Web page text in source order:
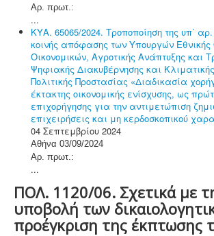
Αρ. πρωτ.:
...
ΚΥΑ. 65065/2024. Τροποποίηση της υπ΄
κοινής απόφασης των Υπουργών Εθνικής
Οικονομικών, Αγροτικής Ανάπτυξης και
Ψηφιακής Διακυβέρνησης και
Πολιτικής Προστασίας «Διαδικασία
έκτακτης οικονομικής ενίσχυσης, ως
επιχορήγησης για την αντιμετώπιση
επιχειρήσεις και μη κερδοσκοπικού
04 Σεπτεμβρίου 2024
Αθήνα 03/09/2024
Αρ. πρωτ.:
...
ΠΟΛ. 1120/06. Σχετικά με
υποβολή των
προέγκριση της έκπτωσης